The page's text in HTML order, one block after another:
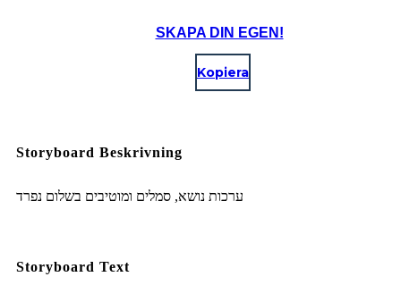
SKAPA DIN EGEN!
Kopiera
Storyboard Beskrivning
ערכות נושא, סמלים ומוטיבים בשלום נפרד
Storyboard Text